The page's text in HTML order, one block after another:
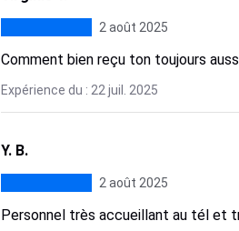
2 août 2025
Comment bien reçu ton toujours
Expérience du : 22 juil. 2025
Y. B.
2 août 2025
Personnel très accueillant au tél et